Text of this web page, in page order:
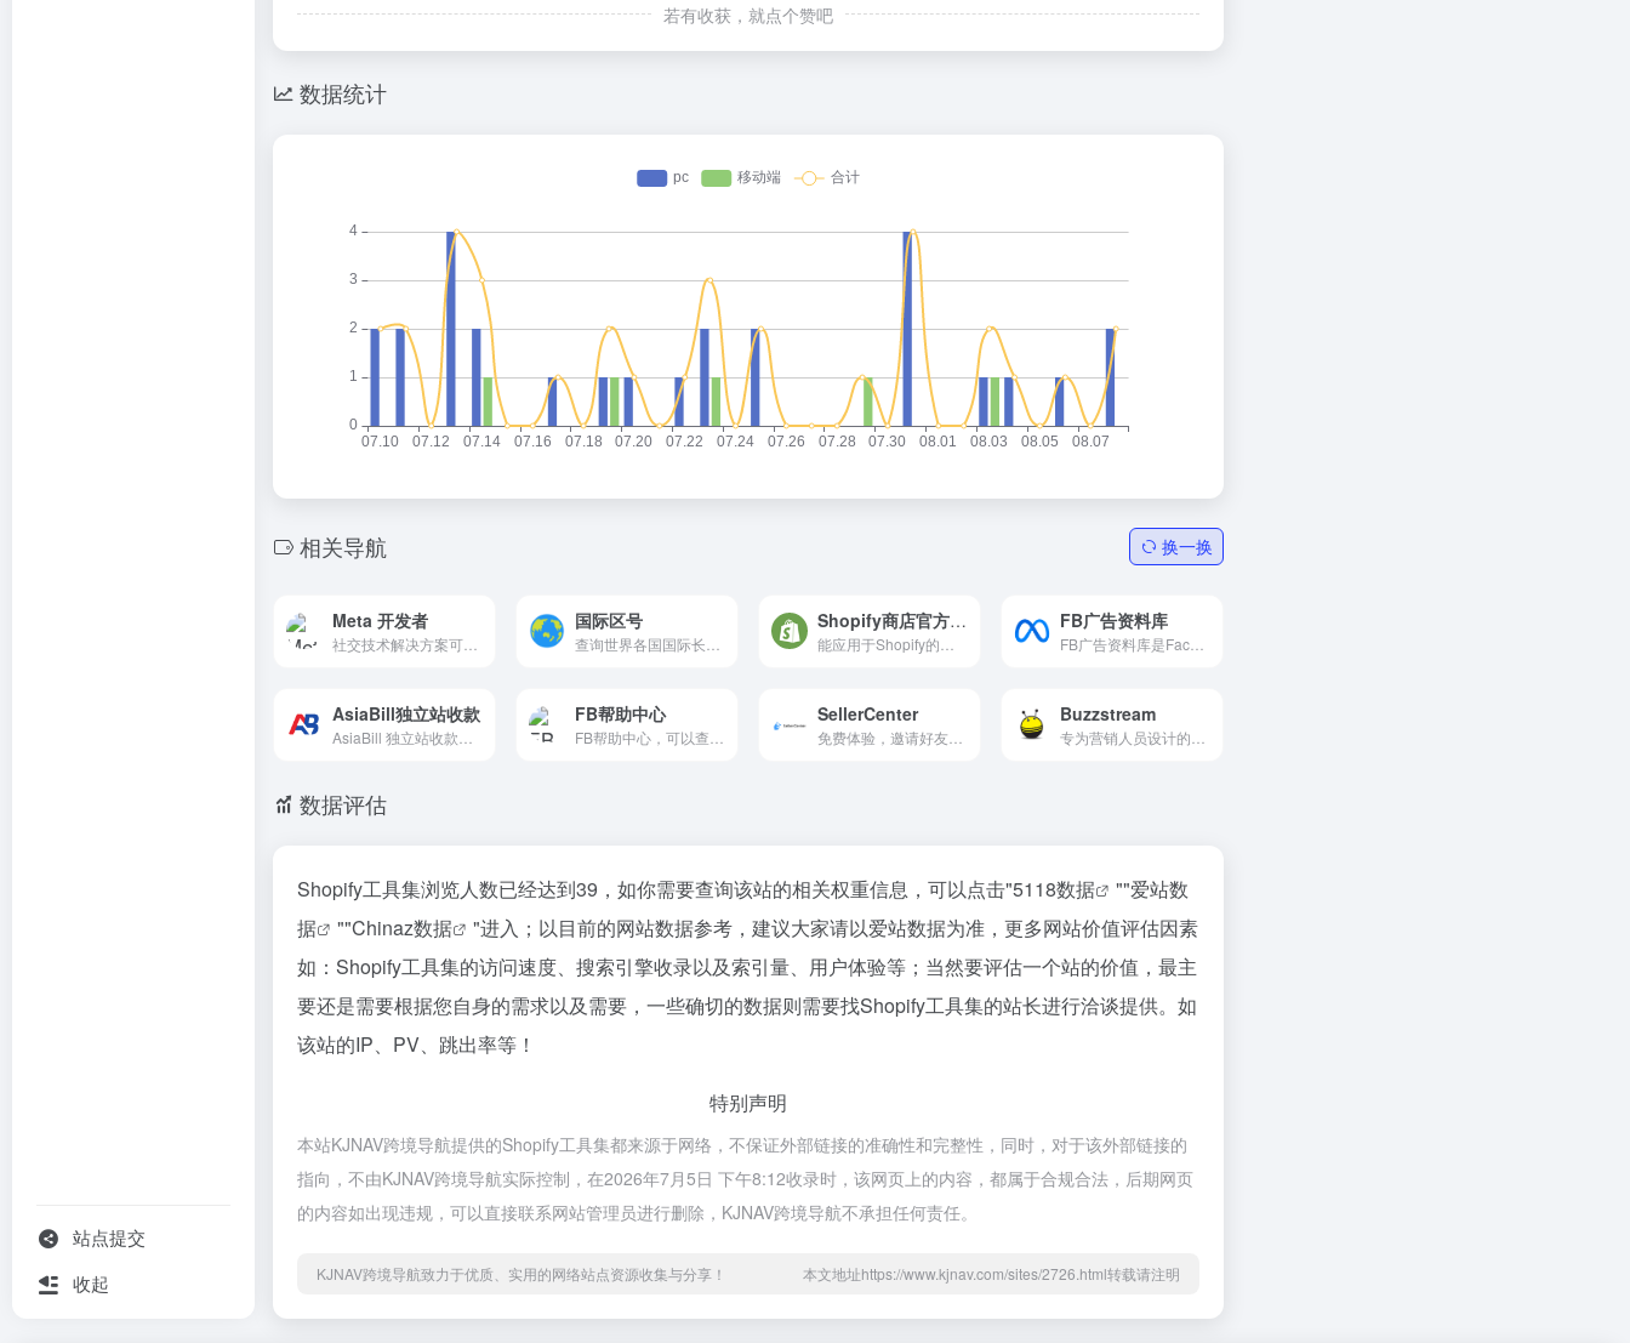
站点提交
收起
若有收获，就点个赞吧
数据统计
相关导航 换一换
Meta 开发者 国际区号 Shopify商店官方应用 FB广告资料库
AsiaBill独立站收款 FB帮助中心 SellerCenter Buzzstream
数据评估
Shopify工具集浏览人数已经达到39，如你需要查询该站的相关权重信息，可以点击"5118数据 ""爱站数
据
""Chinaz数据
"进入；以目前的网站数据参考，建议大家请以爱站数据为准，更多网站价值评估因素
如：Shopify工具集的访问速度、搜索引擎收录以及索引量、用户体验等；当然要评估一个站的价值，最主
要还是需要根据您自身的需求以及需要，一些确切的数据则需要找Shopify工具集的站长进行洽谈提供。如
该站的IP、PV、跳出率等！
特别声明
本站KJNAV跨境导航提供的Shopify工具集都来源于网络，不保证外部链接的准确性和完整性，同时，对于该外部链接的
指向，不由KJNAV跨境导航实际控制，在2026年7月5日 下午8:12收录时，该网页上的内容，都属于合规合法，后期网页
的内容如出现违规，可以直接联系网站管理员进行删除，KJNAV跨境导航不承担任何责任。
KJNAV跨境导航致力于优质、实用的网络站点资源收集与分享！ 本文地址https://www.kjnav.com/sites/2726.html转载请注明